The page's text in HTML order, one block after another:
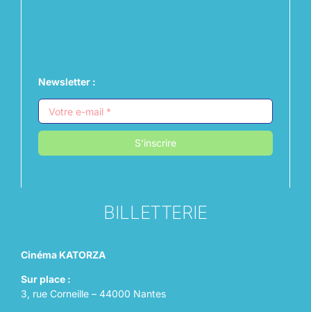
Newsletter :
S'inscrire
BILLETTERIE
Cinéma KATORZA
Sur place :
3, rue Corneille – 44000 Nantes